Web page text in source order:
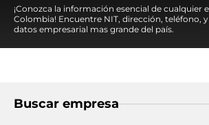
¡Conozca la información esencial de cualquier
Colombia! Encuentre NIT, dirección, teléfono,
datos empresarial mas grande del país.
Buscar empresa